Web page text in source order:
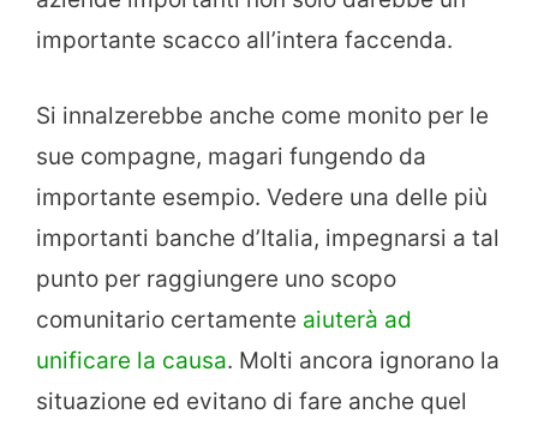
importante scacco all’intera faccenda.
Si innalzerebbe anche come monito per le
sue compagne, magari fungendo da
importante esempio. Vedere una delle più
importanti banche d’Italia, impegnarsi a tal
punto per raggiungere uno scopo
comunitario certamente aiuterà ad
unificare la causa. Molti ancora ignorano la
situazione ed evitano di fare anche quel